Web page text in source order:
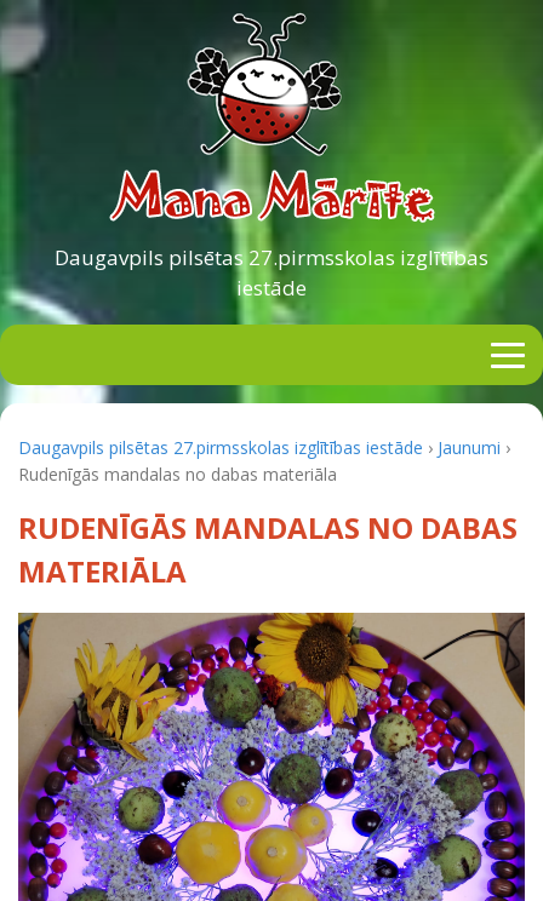
Daugavpils pilsētas 27.pirmsskolas izglītības
iestāde
Daugavpils pilsētas 27.pirmsskolas izglītības iestāde › Jaunumi ›
Rudenīgās mandalas no dabas materiāla
RUDENĪGĀS MANDALAS NO DABAS
MATERIĀLA